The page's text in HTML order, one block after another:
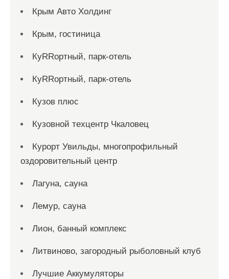
Крым Авто Холдинг
Крым, гостиница
КуRRортный, парк-отель
КуRRортный, парк-отель
Кузов плюс
Кузовной техцентр Чкаловец
Курорт Увильды, многопрофильный
оздоровительный центр
Лагуна, сауна
Лемур, сауна
Лион, банный комплекс
Литвиново, загородный рыболовный клуб
Лучшие Аккумуляторы